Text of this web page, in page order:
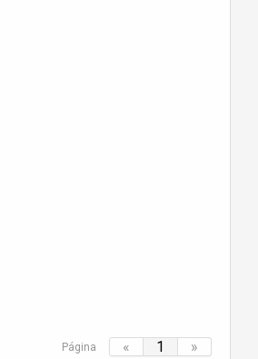
Página « 1 »